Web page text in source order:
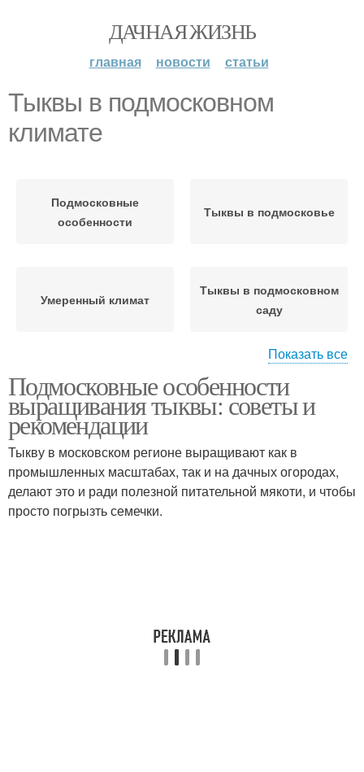
ДАЧНАЯ ЖИЗНЬ
главная новости статьи
Тыквы в подмосковном
климате
Подмосковные
особенности
Тыквы в подмосковье
Умеренный климат
Тыквы в подмосковном
саду
Тыквы в подмосковном
регионе
Показать все
Подмосковные особенности
выращивания тыквы: советы и
рекомендации
Тыкву в московском регионе выращивают как в
промышленных масштабах, так и на дачных огородах,
делают это и ради полезной питательной мякоти, и чтобы
просто погрызть семечки.